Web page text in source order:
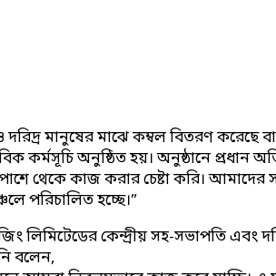
মানুষের মাঝে কম্বল বিতরণ করেছে
অনুষ্ঠিত হয়। অনুষ্ঠানে প্রধান
কাজ করার চেষ্টা করি। আমাদের
পরিচালিত হচ্ছে।”
কেন্দ্রীয় সহ-সভাপতি এবং
বলেন,